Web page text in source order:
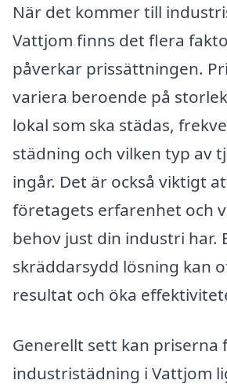
När det kommer till
Vattjom finns det flera
påverkar prissättningen.
variera beroende på
lokal som ska städas,
städning och vilken typ av
ingår. Det är också viktigt
företagets erfarenhet och
behov just din industri har.
skräddarsydd lösning kan
resultat och öka
Generellt sett kan priserna
industristädning i Vattjom